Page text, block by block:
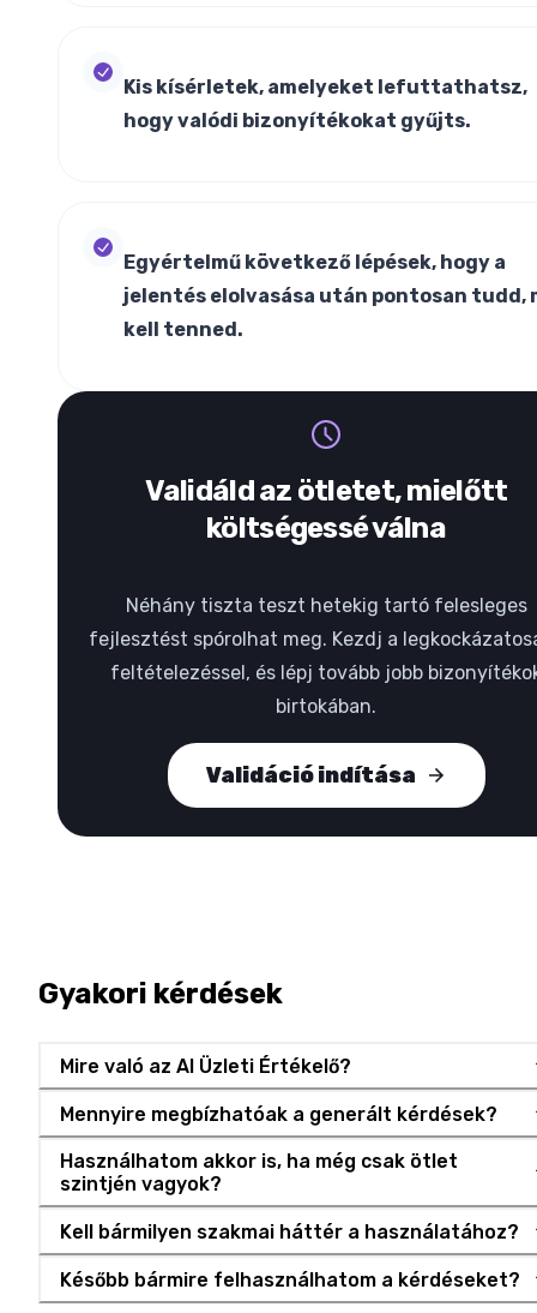
Kis kísérletek, amelyeket lefuttathatsz,
hogy valódi bizonyítékokat gyűjts.
Egyértelmű következő lépések, hogy a
jelentés elolvasása után pontosan tudd,
kell tenned.
Validáld az ötletet, mielőtt
költségessé válna
Néhány tiszta teszt hetekig tartó felesleges
fejlesztést spórolhat meg. Kezdj a
feltételezéssel, és lépj tovább jobb
birtokában.
Validáció indítása
Gyakori kérdések
Mire való az AI Üzleti Értékelő?
Mennyire megbízhatóak a generált kérdések?
Használhatom akkor is, ha még csak ötlet
szintjén vagyok?
Kell bármilyen szakmai háttér a használatához?
Később bármire felhasználhatom a kérdéseket?